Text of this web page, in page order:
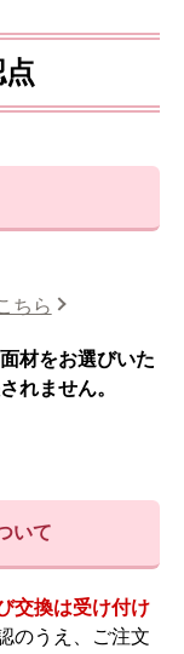
ちら
材をお選びいた
れません。
いて
交換は受け付け
のうえ、ご注文